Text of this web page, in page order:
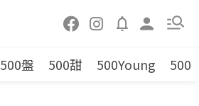
500盤 500甜 500Young 500